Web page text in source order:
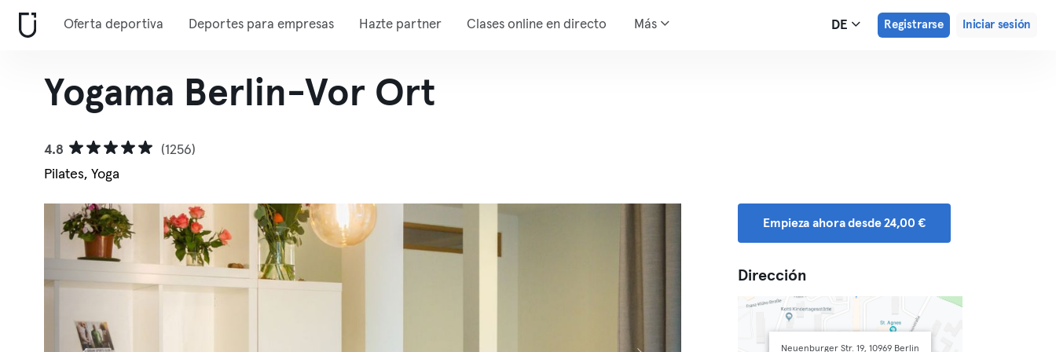
Oferta deportiva Deportes para empresas Hazte partner Clases online en directo Más DE Registrarse Iniciar sesión
Yogama Berlin-Vor Ort
4.8
(1256)
Pilates, Yoga
Empieza ahora desde 24,00 €
Dirección
Neuenburger Str. 19, 10969 Berlin